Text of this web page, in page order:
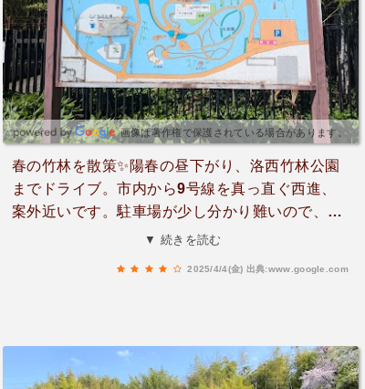
画像は著作権で保護されている場合があります。
春の竹林を散策✨陽春の昼下がり、洛西竹林公園
までドライブ。市内から9号線を真っ直ぐ西進、
案外近いです。駐車場が少し分かり難いので、事
前にナビでよく把握されることをお勧めします。
めいたします。
▼ 続きを読む
2025/4/4(金) 出典:www.google.com